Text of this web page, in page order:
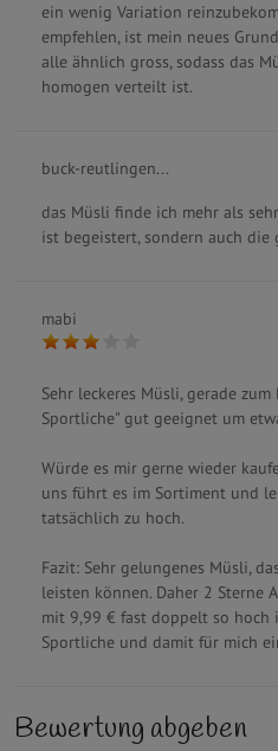
ein wenig Variation
empfehlen, ist mein neues
alle ähnlich gross, sodass das
homogen verteilt ist.
buck-reutlingen...
das Müsli finde ich mehr als
ist begeistert, sondern auch die
mabi
Sehr leckeres Müsli, gerade
Sportliche" gut geeignet um
Würde es mir gerne wieder
uns führt es im Sortiment und
tatsächlich zu hoch.
Fazit: Sehr gelungenes Müsli,
leisten können. Daher 2 Sterne
mit 9,99 € fast doppelt so hoch
Sportliche und damit für mich
Bewertung abgeben